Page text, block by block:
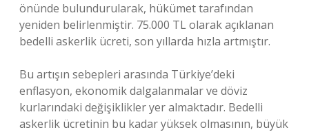
önünde bulundurularak, hükümet tarafından
yeniden belirlenmiştir. 75.000 TL olarak açıklanan
bedelli askerlik ücreti, son yıllarda hızla artmıştır.
Bu artışın sebepleri arasında Türkiye’deki
enflasyon, ekonomik dalgalanmalar ve döviz
kurlarındaki değişiklikler yer almaktadır. Bedelli
askerlik ücretinin bu kadar yüksek olmasının, büyük